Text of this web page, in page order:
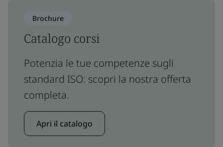
Brochure
Catalogo corsi
Potenzia le tue competenze sugli
standard ISO: scopri la nostra offerta
completa.
Apri il catalogo